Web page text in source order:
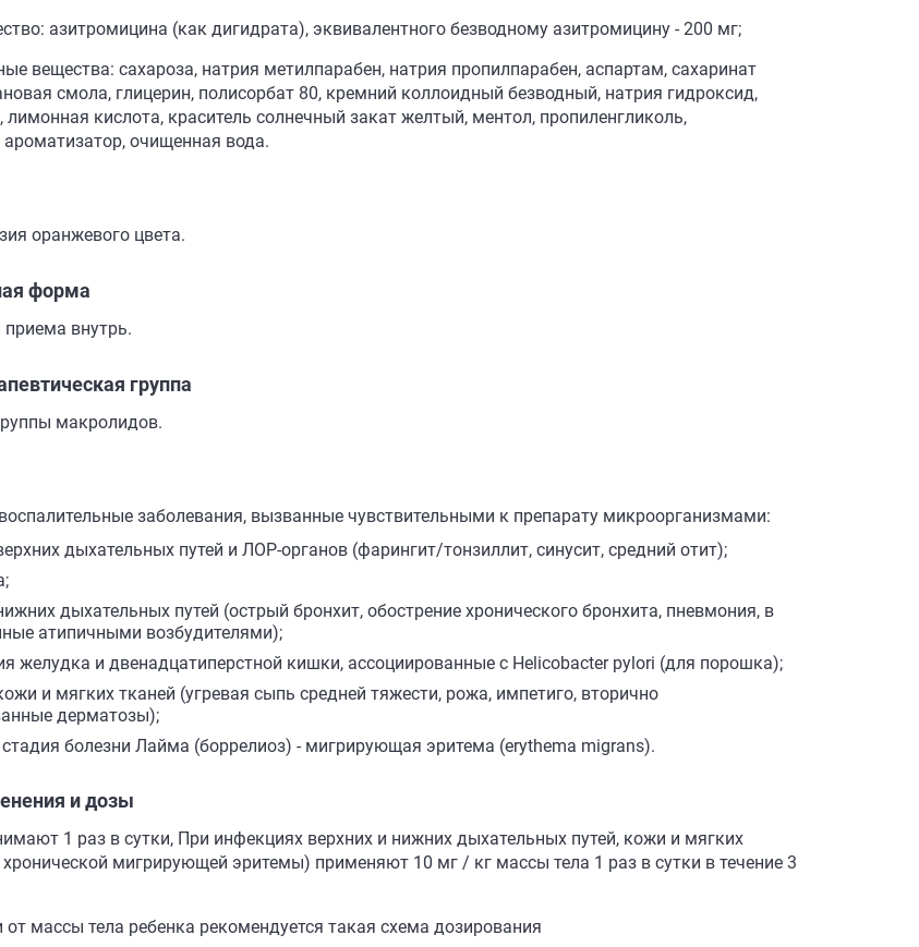
азитромицина (как дигидрата), эквивалентного безводному азитромицину - 200 мг;
вещества: сахароза, натрия метилпарабен, натрия пропилпарабен, аспартам, сахаринат
смола, глицерин, полисорбат 80, кремний коллоидный безводный, натрия гидроксид,
лимонная кислота, краситель солнечный закат желтый, ментол, пропиленгликоль,
очищенная вода.
оранжевого цвета.
форма
приема внутрь.
группа
макролидов.
заболевания, вызванные чувствительными к препарату микроорганизмами:
дыхательных путей и ЛОР-органов (фарингит/тонзиллит, синусит, средний отит);
дыхательных путей (острый бронхит, обострение хронического бронхита, пневмония, в
атипичными возбудителями);
желудка и двенадцатиперстной кишки, ассоциированные с Helicobacter pylori (для порошка);
и мягких тканей (угревая сыпь средней тяжести, рожа, импетиго, вторично
дерматозы);
болезни Лайма (боррелиоз) - мигрирующая эритема (erythema migrans).
и дозы
1 раз в сутки, При инфекциях верхних и нижних дыхательных путей, кожи и мягких
мигрирующей эритемы) применяют 10 мг / кг массы тела 1 раз в сутки в течение 3
от массы тела ребенка рекомендуется такая схема дозирования